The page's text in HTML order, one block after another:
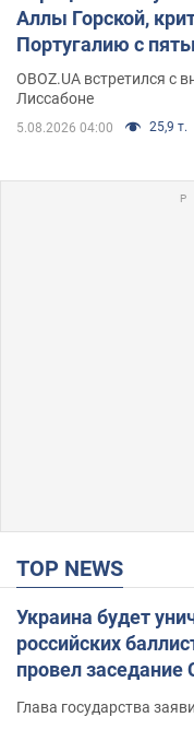
Аллы Горской,
Португалию с
OBOZ.UA встретился с
Лиссабоне
5.08.2026 04:00 25,9 т.
TOP NEWS
Украина будет
российских
провел
Глава государства